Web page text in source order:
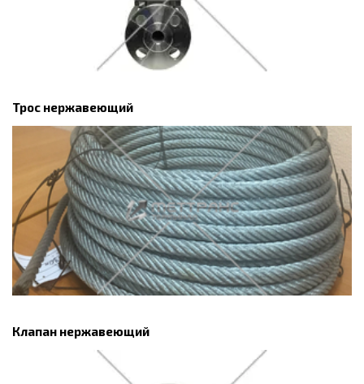
Трос нержавеющий
Клапан нержавеющий